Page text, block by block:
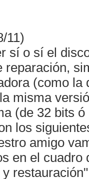
11)
sí o sí el
reparación,
(como la
misma
(de 32 bits ó
los
amigo
en el cuadro